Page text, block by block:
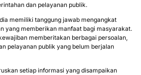
dan pelayanan publik.
memiliki tanggung jawab mengangkat
yang memberikan manfaat bagi masyarakat.
memberitakan berbagai persoalan,
pelayanan publik yang belum berjalan
setiap informasi yang disampaikan